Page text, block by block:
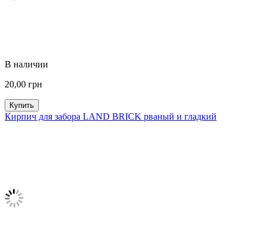
В наличии
20,00 грн
Купить
Кирпич для забора LAND BRICK рваный и гладкий